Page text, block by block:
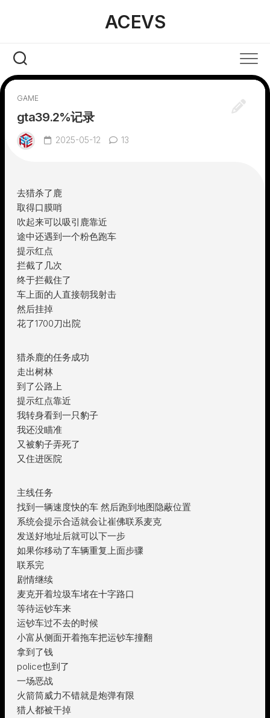
ACEVS
GAME
gta39.2%记录
2025-05-12 13
去猎杀了鹿
取得口膜哨
吹起来可以吸引鹿靠近
途中还遇到一个粉色跑车
提示红点
拦截了几次
终于拦截住了
车上面的人直接朝我射击
然后挂掉
花了1700刀出院
猎杀鹿的任务成功
走出树林
到了公路上
提示红点靠近
我转身看到一只豹子
我还没瞄准
又被豹子弄死了
又住进医院
主线任务
找到一辆速度快的车 然后跑到地图隐蔽位置
系统会提示合适就会让崔佛联系麦克
发送好地址后就可以下一步
如果你移动了车辆重复上面步骤
联系完
剧情继续
麦克开着垃圾车堵在十字路口
等待运钞车来
运钞车过不去的时候
小富从侧面开着拖车把运钞车撞翻
拿到了钱
police也到了
一场恶战
火箭筒威力不错就是炮弹有限
猎人都被干掉